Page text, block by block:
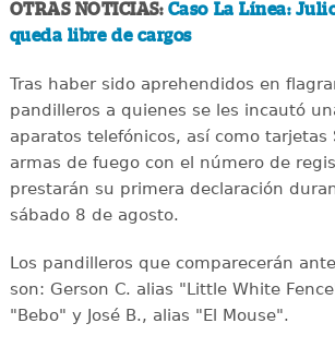
OTRAS NOTICIAS: Caso La Línea:
queda libre de cargos
Tras haber sido aprehendidos en
pandilleros a quienes se les incautó
aparatos telefónicos, así como tarjetas
armas de fuego con el número de
prestarán su primera declaración
sábado 8 de agosto.
Los pandilleros que comparecerán
son: Gerson C. alias "Little White
"Bebo" y José B., alias "El Mouse".